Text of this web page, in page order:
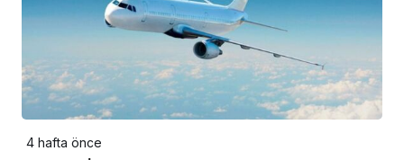
4 hafta önce